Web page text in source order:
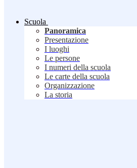
Scuola
Panoramica
Presentazione
I luoghi
Le persone
I numeri della scuola
Le carte della scuola
Organizzazione
La storia